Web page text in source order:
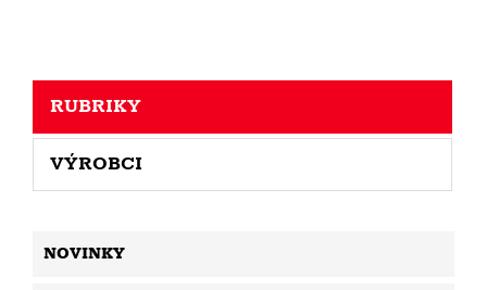
RUBRIKY
VÝROBCI
NOVINKY